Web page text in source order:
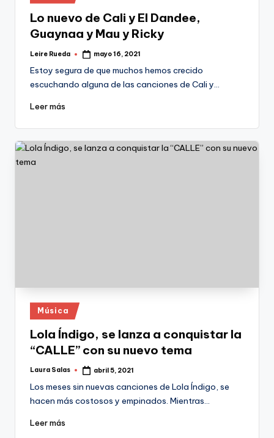
en
Lo nuevo de Cali y El Dandee,
Guaynaa y Mau y Ricky
Publicado
Leire Rueda mayo 16, 2021
Estoy segura de que muchos hemos crecido
escuchando alguna de las canciones de Cali y…
Leer más
Publicado
en
Música
Lola Índigo, se lanza a conquistar la
“CALLE” con su nuevo tema
Publicado
Laura Salas abril 5, 2021
Los meses sin nuevas canciones de Lola Índigo, se
hacen más costosos y empinados. Mientras…
Leer más